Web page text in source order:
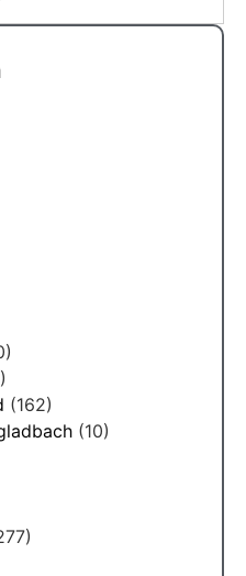
(162)
(10)